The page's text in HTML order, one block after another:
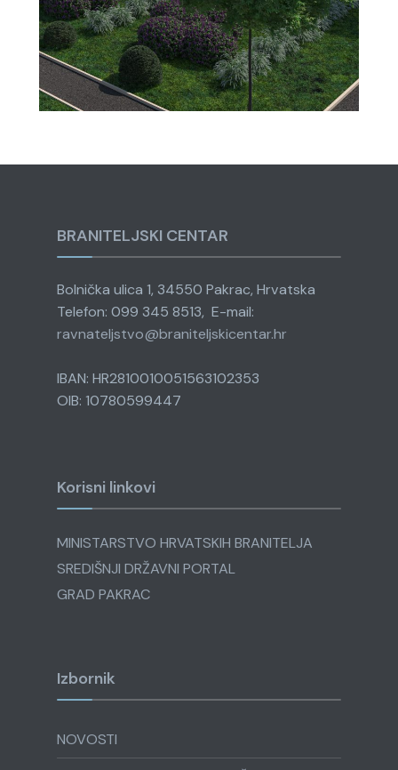
BRANITELJSKI CENTAR
Bolnička ulica 1, 34550 Pakrac, Hrvatska
Telefon: 099 345 8513, E-mail:
ravnateljstvo@braniteljskicentar.hr
IBAN: HR2810010051563102353
OIB: 10780599447
Korisni linkovi
MINISTARSTVO HRVATSKIH BRANITELJA
SREDIŠNJI DRŽAVNI PORTAL
GRAD PAKRAC
Izbornik
NOVOSTI